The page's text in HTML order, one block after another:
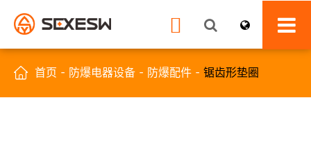

 首页 防爆电器设备 防爆配件 锯齿形垫圈